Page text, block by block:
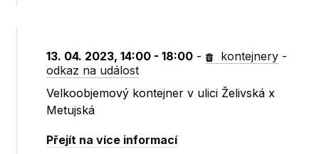
13. 04. 2023, 14:00 - 18:00 - kontejnery -
odkaz na událost
Velkoobjemový kontejner v ulici Želivská x
Metujská
Přejít na více informací